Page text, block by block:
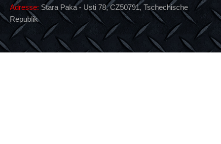
Adresse: Stara Paka - Usti 78, CZ50791, Tschechische
Republik